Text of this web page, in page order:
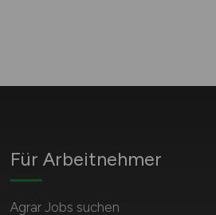
Für Arbeitnehmer
Agrar Jobs suchen